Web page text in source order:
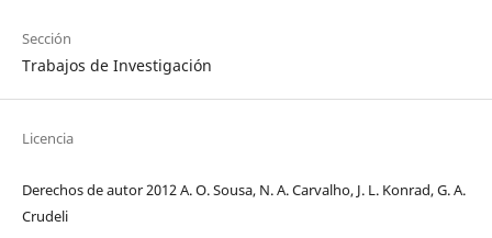
Sección
Trabajos de Investigación
Licencia
Derechos de autor 2012 A. O. Sousa, N. A. Carvalho, J. L. Konrad, G. A.
Crudeli